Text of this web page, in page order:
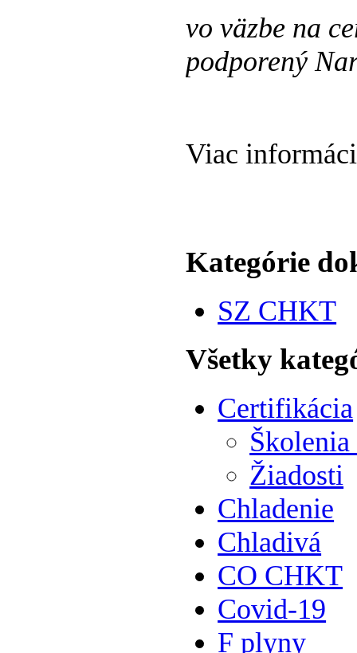
vo väzbe na
podporený
Viac
Kategórie
SZ CHKT
Všetky
Certifikácia
Žiadosti
Chladenie
Chladivá
CO CHKT
Covid-19
F plyny